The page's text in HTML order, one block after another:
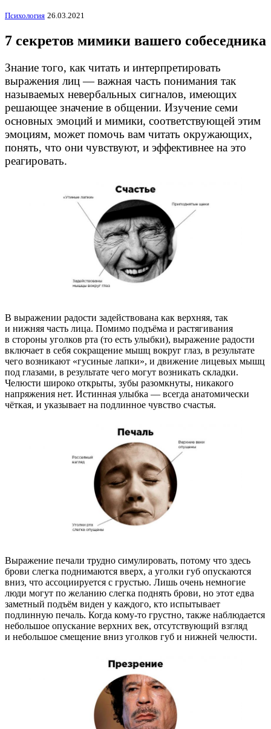
Психология 26.03.2021
7 секретов мимики вашего собеседника
Знание того, как читать и интерпретировать
выражения лиц — важная часть понимания так
называемых невербальных сигналов, имеющих
решающее значение в общении. Изучение семи
основных эмоций и мимики, соответствующей этим
эмоциям, может помочь вам читать окружающих,
понять, что они чувствуют, и эффективнее на это
реагировать.
В выражении радости задействована как верхняя, так
и нижняя часть лица. Помимо подъёма и растягивания
в стороны уголков рта (то есть улыбки), выражение радости
включает в себя сокращение мышц вокруг глаз, в результате
чего возникают «гусиные лапки», и движение лицевых мышц
под глазами, в результате чего могут возникать складки.
Челюсти широко открыты, зубы разомкнуты, никакого
напряжения нет. Истинная улыбка — всегда анатомически
чёткая, и указывает на подлинное чувство счастья.
Выражение печали трудно симулировать, потому что здесь
брови слегка поднимаются вверх, а уголки губ опускаются
вниз, что ассоциируется с грустью. Лишь очень немногие
люди могут по желанию слегка поднять брови, но этот едва
заметный подъём виден у каждого, кто испытывает
подлинную печаль. Когда кому-то грустно, также наблюдается
небольшое опускание верхних век, отсутствующий взгляд
и небольшое смещение вниз уголков губ и нижней челюсти.